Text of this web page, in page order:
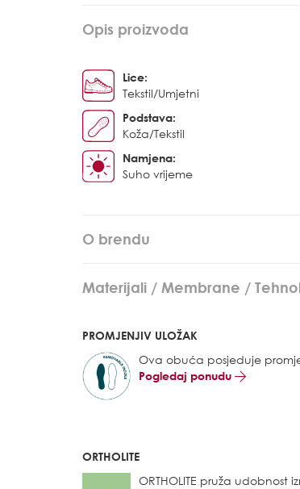
Opis proizvoda
Lice:
Tekstil/Umjetni
Podstava:
Koža/Tekstil
Namjena:
Suho vrijeme
O brendu
Materijali / Membrane /
PROMJENJIV ULOŽAK
Ova obuća posjeduje
Pogledaj ponudu
ORTHOLITE
ORTHOLITE pruža udobnost